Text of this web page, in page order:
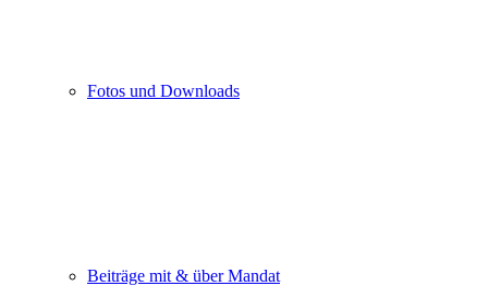
Fotos und Downloads
Beiträge mit & über Mandat